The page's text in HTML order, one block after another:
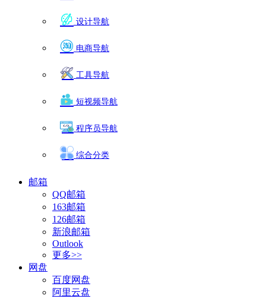
设计导航
电商导航
工具导航
短视频导航
程序员导航
综合分类
邮箱
QQ邮箱
163邮箱
126邮箱
新浪邮箱
Outlook
更多>>
网盘
百度网盘
阿里云盘